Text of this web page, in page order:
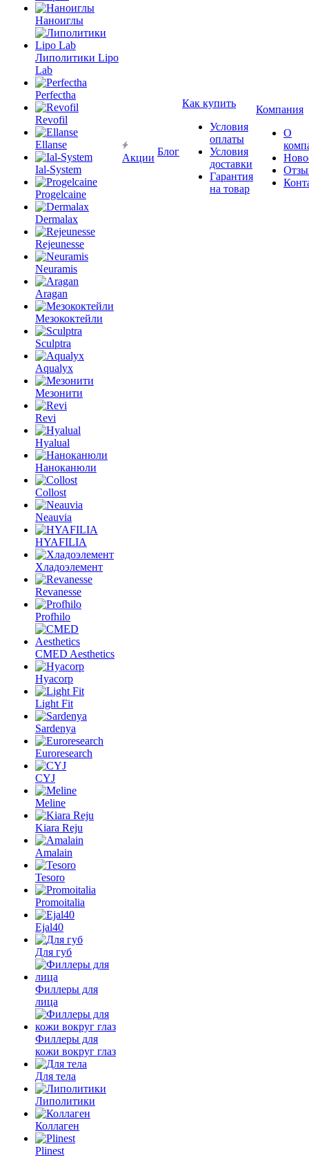
Наноиглы
Липолитики Lipo
Lab
Perfectha
Revofil
Ellanse
Ial-System
Progelcaine
Dermalax
Rejeunesse
Neuramis
Aragan
Мезококтейли
Sculptra
Aqualyx
Мезонити
Revi
Hyalual
Наноканюли
Collost
Neauvia
HYAFILIA
Хладоэлемент
Revanesse
Profhilo
CMED Aesthetics
Hyacorp
Light Fit
Sardenya
Euroresearch
CYJ
Meline
Kiara Reju
Amalain
Tesoro
Promoitalia
Ejal40
Для губ
Филлеры для
лица
Филлеры для
кожи вокруг глаз
Для тела
Липолитики
Коллаген
Plinest
Акции
Блог
Как купить
Условия
оплаты
Условия
доставки
Гарантия
на товар
Компания
О